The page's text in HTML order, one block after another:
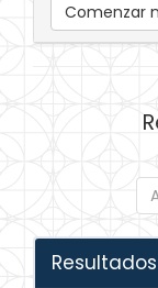
Comenzar